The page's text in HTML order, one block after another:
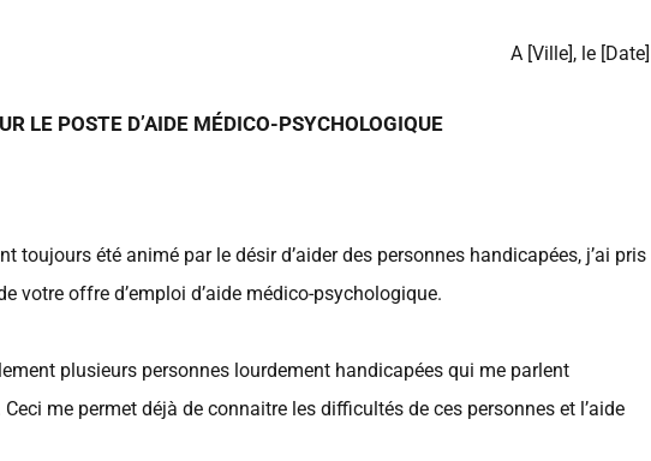
A [Ville], le [Date]
LE POSTE D’AIDE MÉDICO-PSYCHOLOGIQUE
toujours été animé par le désir d’aider des personnes handicapées, j’ai pris
votre offre d’emploi d’aide médico-psychologique.
plusieurs personnes lourdement handicapées qui me parlent
me permet déjà de connaitre les difficultés de ces personnes et l’aide